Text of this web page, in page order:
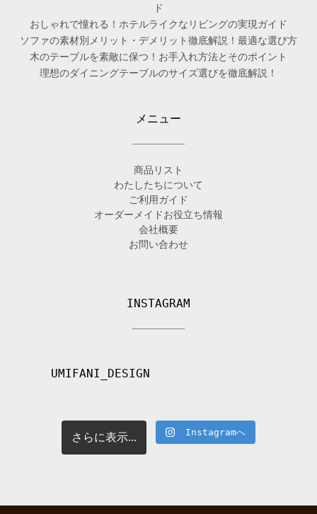
ド
おしゃれで憧れる！ホテルライクなリビングの実現ガイド
ソファの素材別メリット・デメリット徹底解説！最適な選び方
木のテーブルを素敵に保つ！お手入れ方法とそのポイント
理想のダイニングテーブルのサイズ選びを徹底解説！
メニュー
商品リスト
わたしたちについて
ご利用ガイド
オーダーメイドお役立ち情報
会社概要
お問い合わせ
INSTAGRAM
UMIFANI_DESIGN
さらに表示... Instagramへ